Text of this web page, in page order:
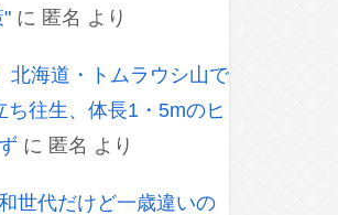
" に 匿名 より
北海道・トムラウシ山で
ち往生、体長1・5mのヒ
に 匿名 より
世代だけど一歳違いの